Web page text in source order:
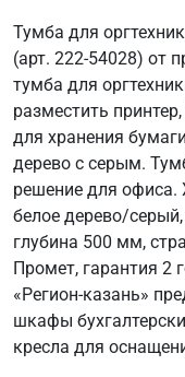
Тумба для
(арт. 222-54028) от
тумба для
разместить
для хранения
дерево с серым.
решение для офиса.
белое дерево/
глубина 500 мм,
Промет, гарантия 2
«Регион-казань»
шкафы
кресла для